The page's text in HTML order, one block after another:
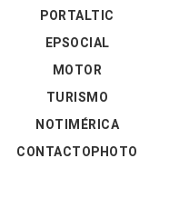
PORTALTIC
EPSOCIAL
MOTOR
TURISMO
NOTIMÉRICA
CONTACTOPHOTO